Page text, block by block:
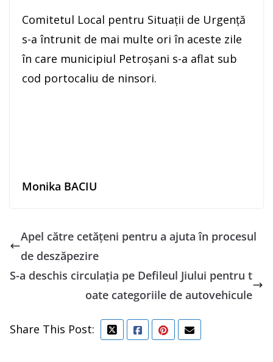
Comitetul Local pentru Situații de Urgență
s-a întrunit de mai multe ori în aceste zile
în care municipiul Petroșani s-a aflat sub
cod portocaliu de ninsori.
Monika BACIU
Apel către cetățeni pentru a ajuta în procesul
de deszăpezire
S-a deschis circulaţia pe Defileul Jiului pentru t
oate categoriile de autovehicule
Share This Post: